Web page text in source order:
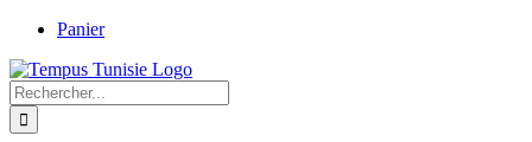
Passer
contenu
Panier
Rechercher: